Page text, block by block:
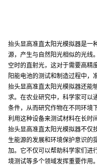
抬头显高准直太阳光模拟器是一
源，产生与自然阳光相似的光线
空时的直射光，这对于需要高精
阳能电池的测试和制造过程中，
抬头显高准直太阳光模拟器还能
求。在农业研究中，科学家可以
条件，从而研究作物在不同环境
利用这种设备来测试材料在长时
抬头显高准直太阳光模拟器不仅
生能源的发展和环境保护意识的
加。它不仅可以帮助科学家们进
境测试等多个领域发挥重要作用。